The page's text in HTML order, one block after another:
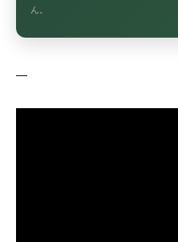
ん。
—